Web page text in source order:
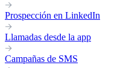
Prospección en LinkedIn
Llamadas desde la app
Campañas de SMS